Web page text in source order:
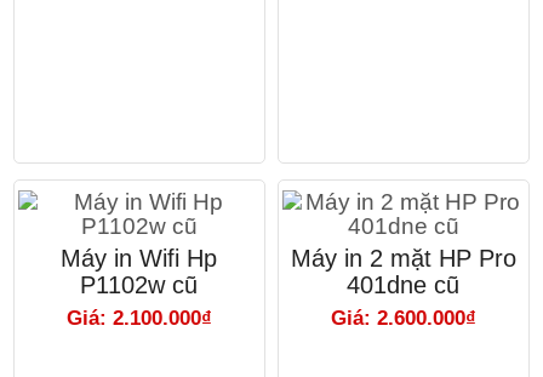
Máy in Wifi Hp
P1102w cũ
Giá: 2.100.000₫
Máy in 2 mặt HP Pro
401dne cũ
Giá: 2.600.000₫